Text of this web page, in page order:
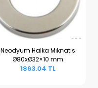
Sepete Ekle
Neodyum Halka Mıknatıs
Ø80xØ32×10 mm
1863.04 TL